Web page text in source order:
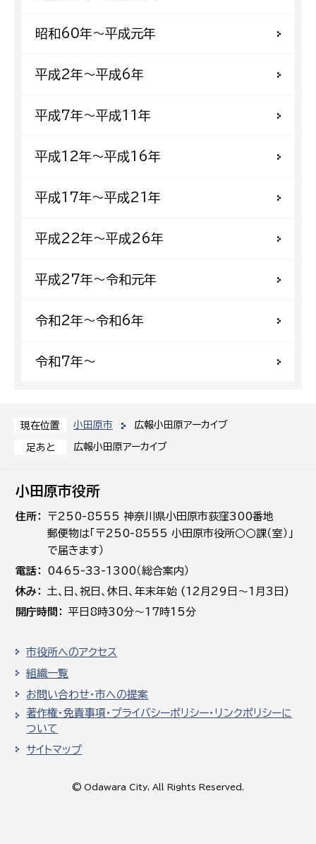
現在位置 小田原市 広報小田原アーカイブ
足あと 広報小田原アーカイブ
昭和60年〜平成元年
平成2年〜平成6年
平成7年〜平成11年
平成12年〜平成16年
平成17年〜平成21年
平成22年〜平成26年
平成27年〜令和元年
令和2年〜令和6年
令和7年〜
小田原市役所
住所
〒250-8555 神奈川県小田原市荻窪300番地
郵便物は「〒250-8555 小田原市役所○○課（室）」
で届きます）
電話
0465-33-1300（総合案内）
休み
土､日､祝日、休日、年末年始 (12月29日～1月3日)
開庁時間
平日8時30分～17時15分
市役所へのアクセス
組織一覧
お問い合わせ・市への提案
著作権・免責事項・プライバシーポリシー・リンクポリシーに
ついて
サイトマップ
© Odawara City, All Rights Reserved.